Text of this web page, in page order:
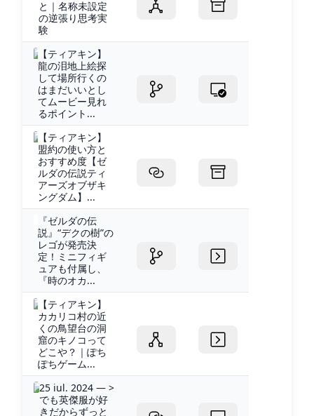
と｜名称未設定
の逆張り思考実
験
【ティアキン】
龍の泪地上絵探
して場所行くの
はまだいいとし
てムービー見れ
るポイント...
【ティアキン】
盟約の使い方と
おすすめ度【ゼ
ルダの伝説ティ
アーズオブザキ
ングダム】...
『ゼルダの伝
説』“デクの樹”の
レゴが発売決
定！ミニフィギ
ュアも付属し、
『時のオカ...
【ティアキン】
カカリコ村の近
くの鳥望台の洞
窟のキノコって
どこや？｜ぽち
ぽちゲーム...
25 iul. 2024 — >
でも英傑服が好
きだからずっと